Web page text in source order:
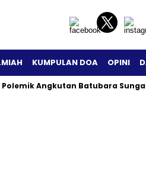
KUMPULAN DOA OPINI
Polemik Angkutan Batubara